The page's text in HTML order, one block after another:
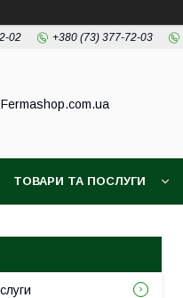
02 +380 (73) 377-72-03
Fermashop.com.ua
ТОВАРИ ТА ПОСЛУГИ